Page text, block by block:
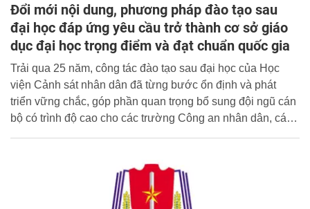
Đổi mới nội dung, phương pháp đào tạo sau
đại học đáp ứng yêu cầu trở thành cơ sở giáo
dục đại học trọng điểm và đạt chuẩn quốc gia
Trải qua 25 năm, công tác đào tạo sau đại học của Học
viện Cảnh sát nhân dân đã từng bước ổn định và phát
triển vững chắc, góp phần quan trọng bổ sung đội ngũ cán
bộ có trình độ cao cho các trường Công an nhân dân, các
quan thuộc khối nội chính; cho các nước bạn Lào,
Campuchia, góp phần đáp ứng yêu cầu, nhiệm vụ bảo
đảm an ninh, trật tự trong tình hình mới.